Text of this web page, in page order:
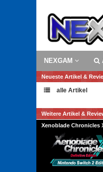
NEXGAM
Neueste Artikel &
alle Artikel
Weitere Artikel &
Xenoblade Chronicles